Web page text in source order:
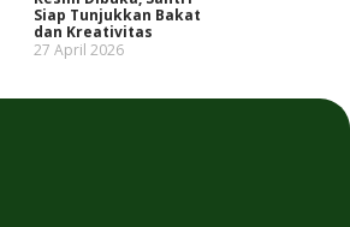
Siap Tunjukkan Bakat
dan Kreativitas
27 April 2026